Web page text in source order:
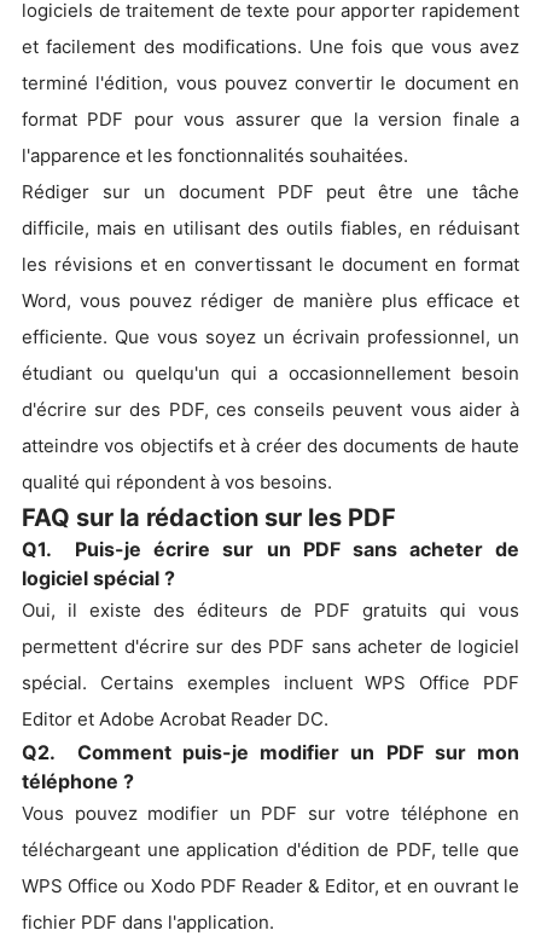
logiciels de traitement de texte pour apporter rapidement
et facilement des modifications. Une fois que vous avez
terminé l'édition, vous pouvez convertir le document en
format PDF pour vous assurer que la version finale a
l'apparence et les fonctionnalités souhaitées.
Rédiger sur un document PDF peut être une tâche
difficile, mais en utilisant des outils fiables, en réduisant
les révisions et en convertissant le document en format
Word, vous pouvez rédiger de manière plus efficace et
efficiente. Que vous soyez un écrivain professionnel, un
étudiant ou quelqu'un qui a occasionnellement besoin
d'écrire sur des PDF, ces conseils peuvent vous aider à
atteindre vos objectifs et à créer des documents de haute
qualité qui répondent à vos besoins.
FAQ sur la rédaction sur les PDF
Q1. Puis-je écrire sur un PDF sans acheter de
logiciel spécial ?
Oui, il existe des éditeurs de PDF gratuits qui vous
permettent d'écrire sur des PDF sans acheter de logiciel
spécial. Certains exemples incluent WPS Office PDF
Editor et Adobe Acrobat Reader DC.
Q2. Comment puis-je modifier un PDF sur mon
téléphone ?
Vous pouvez modifier un PDF sur votre téléphone en
téléchargeant une application d'édition de PDF, telle que
WPS Office ou Xodo PDF Reader & Editor, et en ouvrant le
fichier PDF dans l'application.